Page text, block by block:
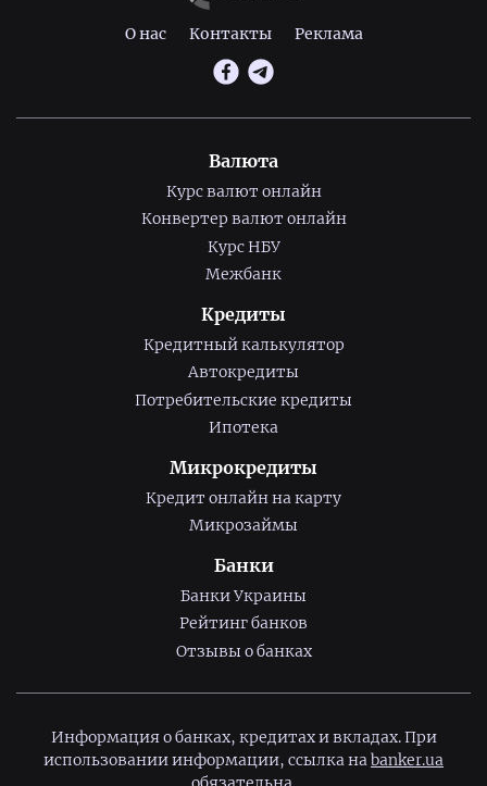
О нас Контакты Реклама
Валюта
Курс валют онлайн
Конвертер валют онлайн
Курс НБУ
Межбанк
Кредиты
Кредитный калькулятор
Автокредиты
Потребительские кредиты
Ипотека
Микрокредиты
Кредит онлайн на карту
Микрозаймы
Банки
Банки Украины
Рейтинг банков
Отзывы о банках
Информация о банках, кредитах и вкладах. При
использовании информации, ссылка на banker.ua